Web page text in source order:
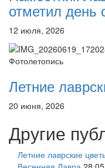
отметил день
12 июля, 2026
Фотолетопись
Летние
20 июня, 2026
Другие
Летние лаврские